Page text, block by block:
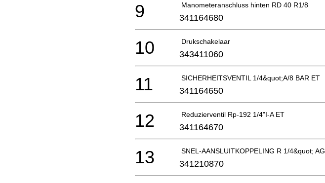
Manometeranschluss hinten RD 40 R1/8
9 341164680
Drukschakelaar
10 343411060
SICHERHEITSVENTIL 1/4&quot;A/8 BAR ET
11 341164650
Reduzierventil Rp-192 1/4"I-A ET
12 341164670
SNEL-AANSLUITKOPPELING R 1/4&quot; AG
13 341210870